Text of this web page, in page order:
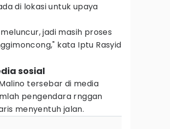
di lokasi untuk upaya
jadi masih proses
kata Iptu Rasyid
sosial
tersebar di media
pengendara rnggan
menyentuh jalan.